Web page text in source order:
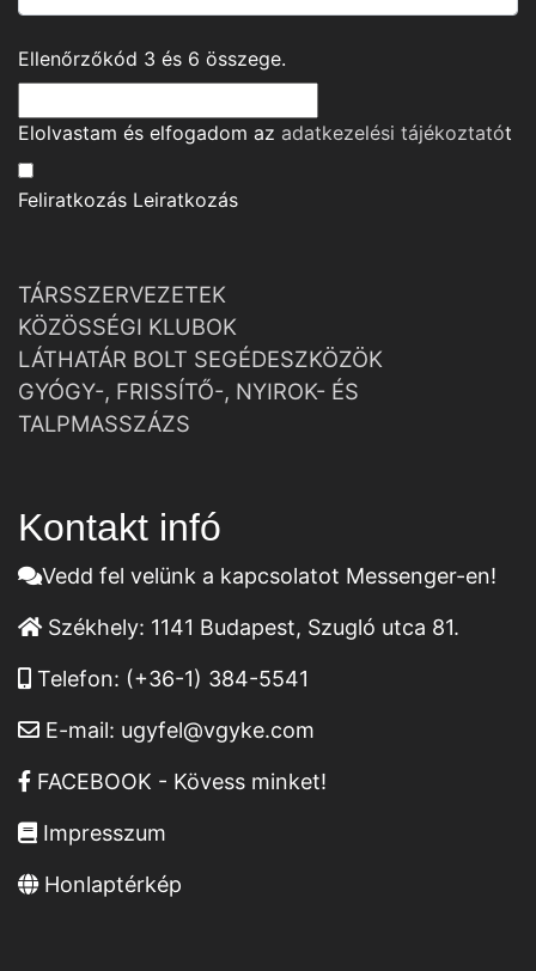
Ellenőrzőkód 3 és 6 összege.
Elolvastam és elfogadom az adatkezelési tájékoztatót
Feliratkozás Leiratkozás
TÁRSSZERVEZETEK
KÖZÖSSÉGI KLUBOK
LÁTHATÁR BOLT SEGÉDESZKÖZÖK
GYÓGY-, FRISSÍTŐ-, NYIROK- ÉS
TALPMASSZÁZS
Kontakt infó
Vedd fel velünk a kapcsolatot Messenger-en!
Székhely: 1141 Budapest, Szugló utca 81.
Telefon: (+36-1) 384-5541
E-mail: ugyfel@vgyke.com
FACEBOOK - Kövess minket!
Impresszum
Honlaptérkép